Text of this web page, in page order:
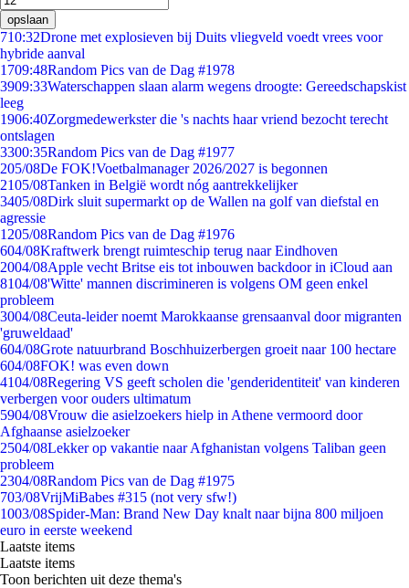
opslaan
710:32Drone met explosieven bij Duits vliegveld voedt vrees voor
hybride aanval
1709:48Random Pics van de Dag #1978
3909:33Waterschappen slaan alarm wegens droogte: Gereedschapskist
leeg
1906:40Zorgmedewerkster die 's nachts haar vriend bezocht terecht
ontslagen
3300:35Random Pics van de Dag #1977
205/08De FOK!Voetbalmanager 2026/2027 is begonnen
2105/08Tanken in België wordt nóg aantrekkelijker
3405/08Dirk sluit supermarkt op de Wallen na golf van diefstal en
agressie
1205/08Random Pics van de Dag #1976
604/08Kraftwerk brengt ruimteschip terug naar Eindhoven
2004/08Apple vecht Britse eis tot inbouwen backdoor in iCloud aan
8104/08'Witte' mannen discrimineren is volgens OM geen enkel
probleem
3004/08Ceuta-leider noemt Marokkaanse grensaanval door migranten
'gruweldaad'
604/08Grote natuurbrand Boschhuizerbergen groeit naar 100 hectare
604/08FOK! was even down
4104/08Regering VS geeft scholen die 'genderidentiteit' van kinderen
verbergen voor ouders ultimatum
5904/08Vrouw die asielzoekers hielp in Athene vermoord door
Afghaanse asielzoeker
2504/08Lekker op vakantie naar Afghanistan volgens Taliban geen
probleem
2304/08Random Pics van de Dag #1975
703/08VrijMiBabes #315 (not very sfw!)
1003/08Spider-Man: Brand New Day knalt naar bijna 800 miljoen
euro in eerste weekend
Laatste items
Laatste items
Toon berichten uit deze thema's